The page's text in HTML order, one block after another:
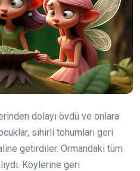
dolayı övdü ve onlara
sihirli tohumları geri
getirdiler. Ormandaki tüm
Köylerine geri